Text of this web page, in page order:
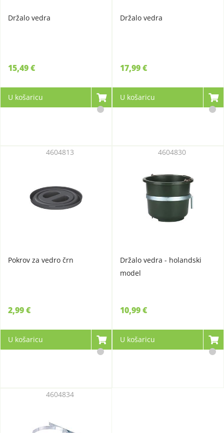
Držalo vedra
15,49 €
U košaricu
Držalo vedra
17,99 €
U košaricu
Pokrov za vedro črn
4604813
2,99 €
U košaricu
Držalo vedra - holandski
model
4604830
10,99 €
U košaricu
4604834